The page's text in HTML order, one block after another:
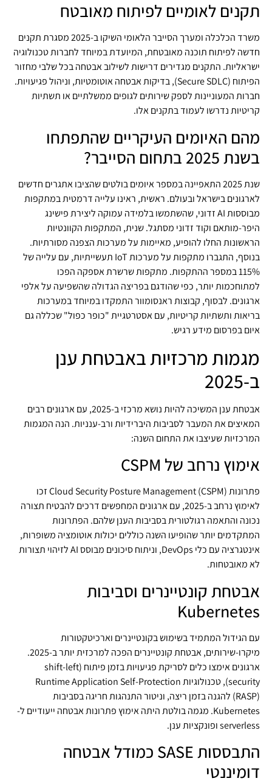
תקנים לאומיים לפיתוח מאובטח
משרד הכלכלה ומערך הסייבר הלאומי השיקו ב-2025 מסגרת תקנים
חדשה לפיתוח תוכנה מאובטחת, המיועדת במיוחד לחברות טכנולוגיה
ישראליות. התקנים מגדירים דרישות לשילוב אבטחה בכל שלבי מחזור
הפיתוח (Secure SDLC), בדיקות אבטחה אוטומטיות, וניהול פגיעויות.
חברות המעוניינות לספק שירותים לגופים ממשלתיים או תשתיות
קריטיות נדרשו לעמוד בתקנים אלו.
מהם האיומים העיקריים שהתפתחו
בשנת 2025 בתחום הסייבר?
שנת 2025 התאפיינה במספר איומים בולטים שהציבו אתגרים חדשים
לארגונים בישראל ובעולם. ראשית, ראינו עלייה דרמטית במתקפות
מבוססות AI זדוני, שהשתמשו בלמידה עמוקה ליצירת פישינג
היפר-מותאם וקוד זדוני מסתגל. שנית, המתקפות הקוונטיות
הראשונות החלו להופיע, מאיימות על מערכות הצפנה מסורתיות.
בנוסף, התגברו מתקפות על מערכות IoT תעשייתיות, עם עלייה של
115% במספר ההתקפות. מתקפות שרשרת אספקה הפכו
למתוחכמות יותר, כפי שהודגם בפריצה הגדולה שהשפיעה על אלפי
ארגונים. לבסוף, קבוצות ראנסומוור התמקדו במיוחד במערכות
בריאות ותשתיות קריטיות, עם אסטרטגיית "כופר כפול" שכללה גם
איום בפרסום מידע רגיש.
מגמות מרכזיות באבטחת ענן
ב-2025
אבטחת ענן המשיכה להיות נושא מרכזי ב-2025, עם ארגונים רבים
המאיצים את המעבר לסביבות היברידיות ורב-ענניות. הנה המגמות
המרכזיות שעיצבו את התחום השנה:
אימוץ נרחב של CSPM
פתרונות Cloud Security Posture Management (CSPM) זכו
לאימוץ נרחב ב-2025, עם ארגונים המחפשים דרכים להבטיח תצורה
נכונה והתאמה רגולטורית בסביבות הענן שלהם. הפתרונות
המתקדמים יותר שהופיעו השנה כוללים יכולות אוטומציה משופרות,
אינטגרציה עם כלי DevOps, וניתוח סיכונים מבוסס AI לזיהוי תצורות
לא מאובטחות.
אבטחת קונטיינרים וסביבות
Kubernetes
עם הגידול המתמיד בשימוש בקונטיינרים וארכיטקטורות
מיקרו-שירותים, אבטחת קונטיינרים הפכה למרכזית יותר ב-2025.
ארגונים אימצו כלים לסריקת פגיעויות בזמן פיתוח (shift-left
security), טכנולוגיות Runtime Application Self-Protection
(RASP) להגנה בזמן ריצה, וניטור התנהגות חריגה בסביבות
Kubernetes. מגמה בולטת היתה אימוץ פתרונות אבטחה ייעודיים ל-
serverless ופונקציות ענן.
התבססות SASE כמודל אבטחה
דומיננטי